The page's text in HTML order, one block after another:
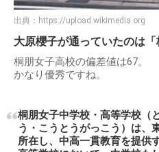
出典： https://upload.wikimedia.org
大原櫻子が通っていたのは「
桐朋女子高校の偏差値は67。
かなり優秀ですね。
桐朋女子中学校・高等学校（
う・こうとうがっこう）は、
所在し、中高一貫教育を提供